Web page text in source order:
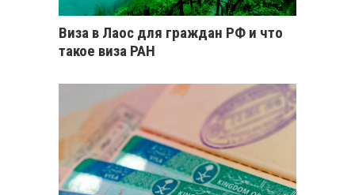
Виза в Лаос для граждан РФ и что
такое виза РАН